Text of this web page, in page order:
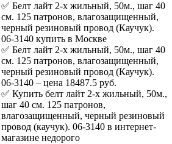
✅ Белт лайт 2-х жильный, 50м., шаг 40
см. 125 патронов, влагозащищенный,
черный резиновый провод (Каучук).
06-3140 купить в Москве
✅ Белт лайт 2-х жильный, 50м., шаг 40
см. 125 патронов, влагозащищенный,
черный резиновый провод (Каучук).
06-3140 – цена 18487.5 руб.
✅ Купить белт лайт 2-х жильный, 50м.,
шаг 40 см. 125 патронов,
влагозащищенный, черный резиновый
провод (каучук). 06-3140 в интернет-
магазине недорого